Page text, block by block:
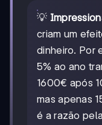
r
💡
criam um
dinheiro. Por
5% ao ano
1600€ após
mas apenas
é a razão